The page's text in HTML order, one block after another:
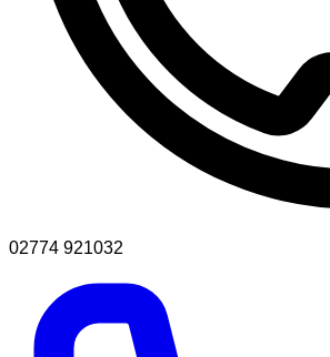
02774 921032